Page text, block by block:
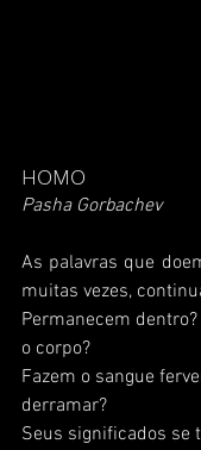
HOMO
Pasha Gorbachev
As palavras que
muitas vezes,
Permanecem
o corpo?
Fazem o sangue
derramar?
Seus significados se